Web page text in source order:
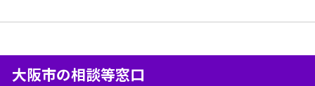
大阪市の相談等窓口